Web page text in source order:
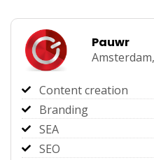
Pauwr
Amsterdam,
Content creation
Branding
SEA
SEO